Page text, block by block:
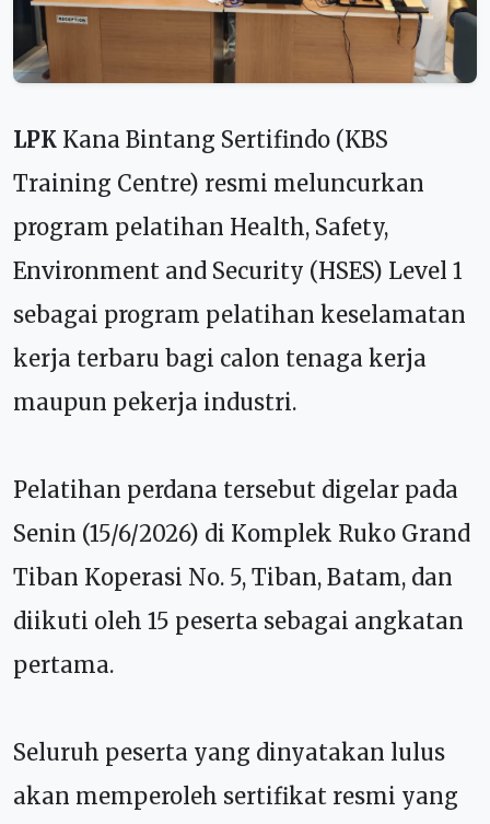
LPK Kana Bintang Sertifindo (KBS
Training Centre) resmi meluncurkan
program pelatihan Health, Safety,
Environment and Security (HSES) Level 1
sebagai program pelatihan keselamatan
kerja terbaru bagi calon tenaga kerja
maupun pekerja industri.
Pelatihan perdana tersebut digelar pada
Senin (15/6/2026) di Komplek Ruko Grand
Tiban Koperasi No. 5, Tiban, Batam, dan
diikuti oleh 15 peserta sebagai angkatan
pertama.
Seluruh peserta yang dinyatakan lulus
akan memperoleh sertifikat resmi yang